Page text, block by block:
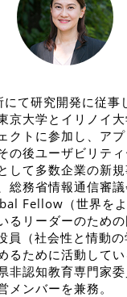
て研究開発に従事
京大学とイリノイ
クトに参加し、ア
の後ユーザビリテ
して多数企業の新
総務省情報通信審議
Fellow（世界を
るリーダーのための
員（社会性と情動の
るために活動して
非認知教育専門家委
メンバーを兼務。